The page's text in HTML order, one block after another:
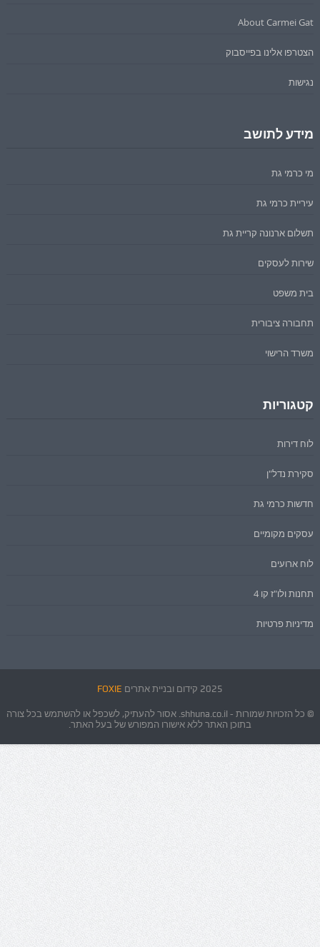
About Carmei Gat
הצטרפו אלינו בפייסבוק
נגישות
מידע לתושב
מי כרמי גת
עיריית כרמי גת
תשלום ארנונה קריית גת
שירות לעסקים
בית משפט
תחבורה ציבורית
משרד הרישוי
קטגוריות
לוח דירות
סקירת נדל"ן
חדשות כרמי גת
עסקים מקומיים
לוח ארועים
תחנות ולו"ז קו 4
מדיניות פרטיות
2025 קידום ובניית אתרים FOXIE
© כל הזכויות שמורות - shhuna.co.il. אסור להעתיק, לשכפל או להשתמש בכל צורה
בתוכן האתר ללא אישורו המפורש של בעל האתר.